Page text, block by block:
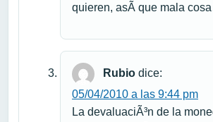
quieren, asÃ­ que mala
Rubio dice:
05/04/2010 a las 9:44 pm
La devaluaciÃ³n de la